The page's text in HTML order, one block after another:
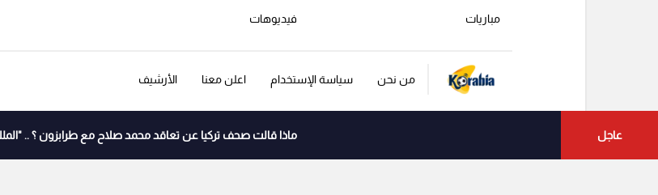
عاجل ماذا قالت صحف تركيا عن تعاقد محمد صلاح مع طرابزون ؟ ..
مباريات فيديوهات
من نحن سياسة الإستخدام اعلن معنا الأرشيف